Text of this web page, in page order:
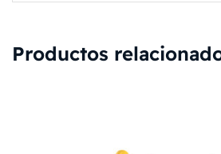
Productos